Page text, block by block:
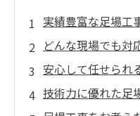
実績豊富な足場工
どんな現場でも対
安心して任せられ
技術力に優れた足